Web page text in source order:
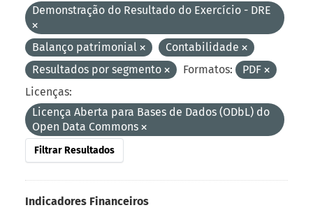
Demonstração do Resultado do Exercício - DRE
Balanço patrimonial
Contabilidade
Resultados por segmento
Formatos:
PDF
Licenças:
Licença Aberta para Bases de Dados (ODbL) do
Open Data Commons
Filtrar Resultados
Indicadores Financeiros